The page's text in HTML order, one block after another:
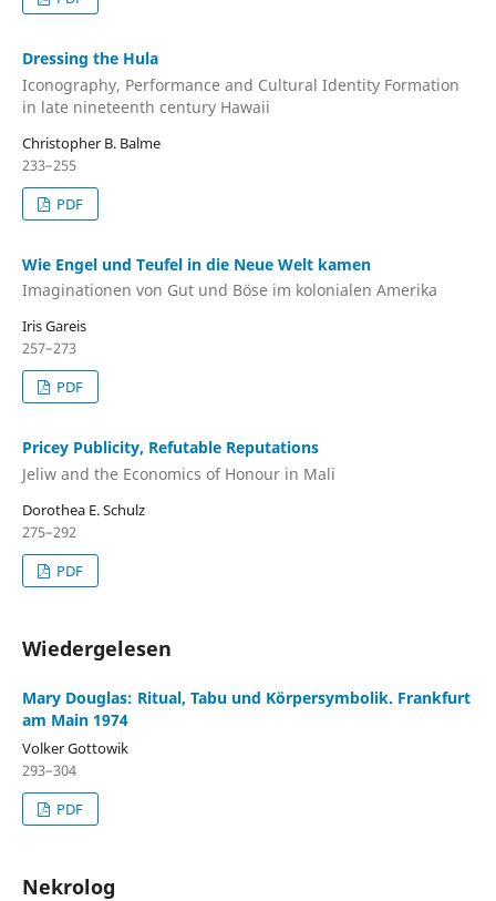
Dressing the Hula
Iconography, Performance and Cultural Identity Formation
in late nineteenth century Hawaii
Christopher B. Balme
233–255
PDF
Wie Engel und Teufel in die Neue Welt kamen
Imaginationen von Gut und Böse im kolonialen Amerika
Iris Gareis
257–273
PDF
Pricey Publicity, Refutable Reputations
Jeliw and the Economics of Honour in Mali
Dorothea E. Schulz
275–292
PDF
Wiedergelesen
Mary Douglas: Ritual, Tabu und Körpersymbolik. Frankfurt
am Main 1974
Volker Gottowik
293–304
PDF
Nekrolog